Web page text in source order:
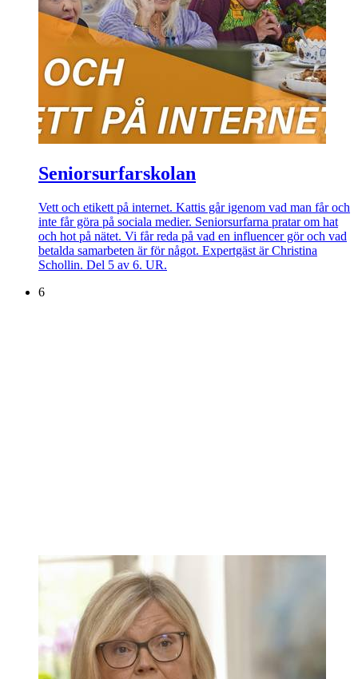
Seniorsurfarskolan
Vett och etikett på internet. Kattis går igenom vad man får och
inte får göra på sociala medier. Seniorsurfarna pratar om hat
och hot på nätet. Vi får reda på vad en influencer gör och vad
betalda samarbeten är för något. Expertgäst är Christina
Schollin. Del 5 av 6. UR.
6